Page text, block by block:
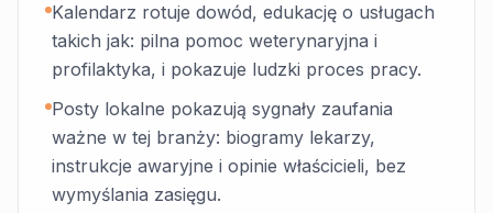
Kalendarz rotuje dowód, edukację o usługach
takich jak: pilna pomoc weterynaryjna i
profilaktyka, i pokazuje ludzki proces pracy.
Posty lokalne pokazują sygnały zaufania
ważne w tej branży: biogramy lekarzy,
instrukcje awaryjne i opinie właścicieli, bez
wymyślania zasięgu.